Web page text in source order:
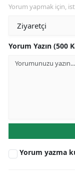
Yorum yapmak için,
Yorum Yazın (500
Yorum yazma